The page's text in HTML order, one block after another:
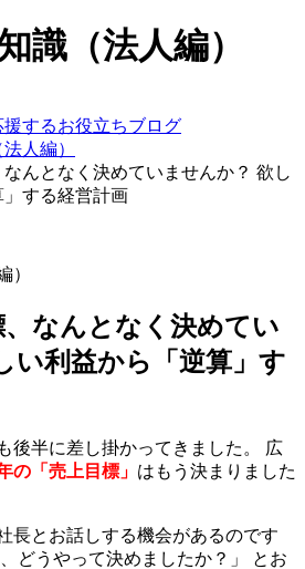
識（法人編）
するお役立ちブログ
人編）
んとなく決めていませんか？ 欲し
する経営計画
）
なんとなく決めてい
い利益から「逆算」す
後半に差し掛かってきました。 広
の「売上目標」 はもう決まりました
長とお話しする機会があるのです
どうやって決めましたか？」 とお